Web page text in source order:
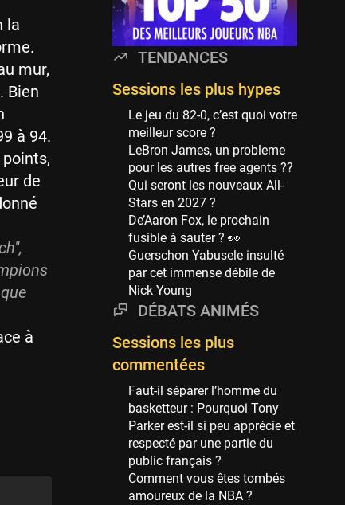
la
mur,
Bien
à 94.
de
à
WNBA
97 sessions
Philadelphia Sixers
89 sessions
Milwaukee Bucks
82 sessions
Hoop Culture
73 sessions
Oklahoma City Thunder
69 sessions
Phoenix Suns
69 sessions
Miami Heat
63 sessions
Los Angeles Clippers
61 sessions
53 sessions
New Orleans Pelicans
53 sessions
Jeux Olympiques
52 sessions
TENDANCES
Sessions les plus hypes
Le jeu du 82-0, c’est quoi votre
meilleur score ?
LeBron James, un probleme
pour les autres free agents ??
Qui seront les nouveaux All-
Stars en 2027 ?
De’Aaron Fox, le prochain
fusible à sauter ? 👀
Guerschon Yabusele insulté
par cet immense débile de
Nick Young
DÉBATS ANIMÉS
Sessions les plus
commentées
Faut-il séparer l’homme du
basketteur : Pourquoi Tony
Parker est-il si peu apprécie et
respecté par une partie du
public français ?
Comment vous êtes tombés
amoureux de la NBA ?